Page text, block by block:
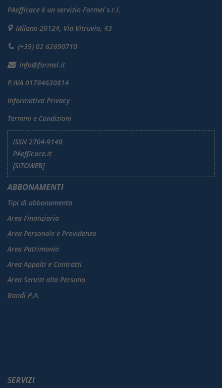
PAefficace è un servizio Formel s.r.l.
Milano 20124, Via Vitruvio, 43
(+39) 02 62690710
info@formel.it
P.IVA 01784630814
Informativa Privacy
Termini e Condizioni
ISSN 2704-9140
PAefficace.it
[SITOWEB]
ABBONAMENTI
Tipi di abbonamento
Area Finanziaria
Area Personale e Previdenza
Area Patrimonio
Area Appalti e Contratti
Area Servizi alla Persona
Bandi P.A.
SERVIZI